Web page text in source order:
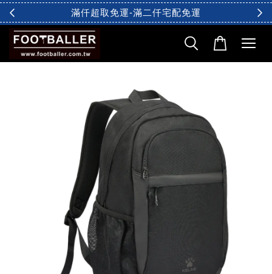
滿仟超取免運-滿二仟宅配免運